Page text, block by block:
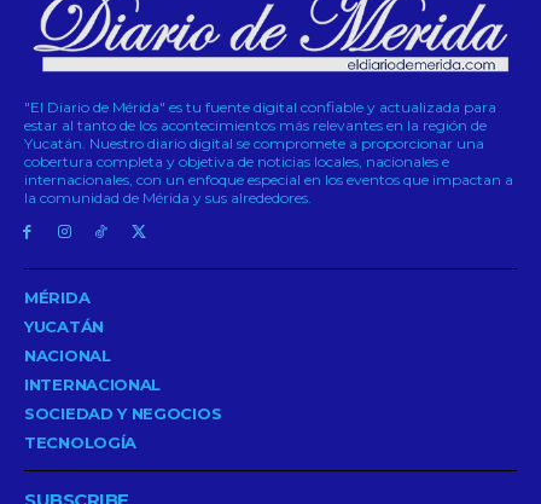
"El Diario de Mérida" es tu fuente digital confiable y actualizada para
estar al tanto de los acontecimientos más relevantes en la región de
Yucatán. Nuestro diario digital se compromete a proporcionar una
cobertura completa y objetiva de noticias locales, nacionales e
internacionales, con un enfoque especial en los eventos que impactan a
la comunidad de Mérida y sus alrededores.
MÉRIDA
YUCATÁN
NACIONAL
INTERNACIONAL
SOCIEDAD Y NEGOCIOS
TECNOLOGÍA